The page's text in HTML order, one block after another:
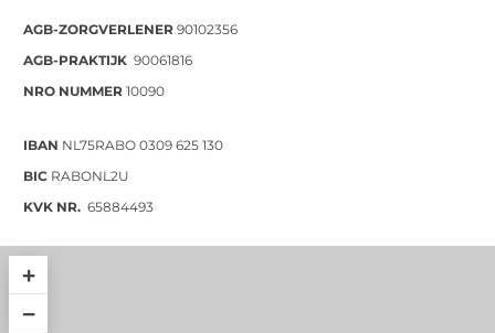
AGB-ZORGVERLENER 90102356
AGB-PRAKTIJK 90061816
NRO NUMMER 10090
IBAN NL75RABO 0309 625 130
BIC RABONL2U
KVK NR. 65884493
+
−